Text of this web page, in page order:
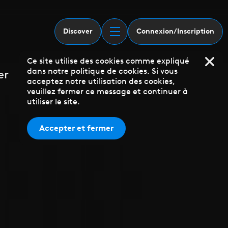
Discover Connexion/Inscription
Ce site utilise des cookies comme expliqué
dans notre politique de cookies. Si vous
acceptez notre utilisation des cookies,
veuillez fermer ce message et continuer à
utiliser le site.
Accepter et fermer